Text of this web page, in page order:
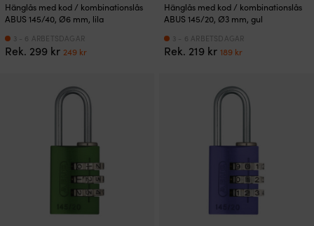
Hänglås med kod / kombinationslås
ABUS 145/40, Ø6 mm, lila
Rek. 299 kr Det
var:
299 kr.
249 krDet
249 kr.
3 - 6 ARBETSDAGAR
Hänglås med kod / kombinationslås
ABUS 145/20, Ø3 mm, gul
Rek. 219 krDet
var:
219 kr.
189 krDet
är:
189 kr.
3 - 6 ARBETSDAGAR